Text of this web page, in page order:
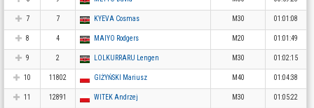
7 7 KYEVA Cosmas M30 01:01:08
8 4 MAIYO Rodgers M20 01:01:49
9 2 LOLKURRARU Lengen M30 01:02:15
10 11802 GIŻYŃSKI Mariusz M40 01:04:38
11 12891 WITEK Andrzej M30 01:05:22